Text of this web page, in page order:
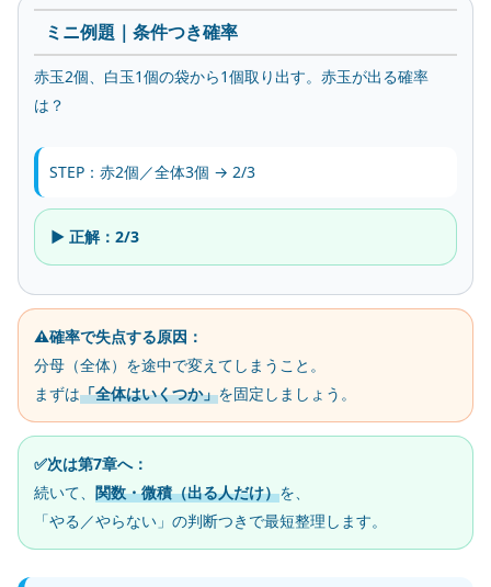
ミニ例題｜条件つき確率
赤玉2個、白玉1個の袋から1個取り出す。赤玉が出る確率
は？
STEP：赤2個／全体3個 → 2/3
▶ 正解：2/3
⚠️確率で失点する原因：
分母（全体）を途中で変えてしまうこと。
まずは「全体はいくつか」を固定しましょう。
✅次は第7章へ：
続いて、 関数・微積（出る人だけ）を、
「やる／やらない」の判断つきで最短整理します。